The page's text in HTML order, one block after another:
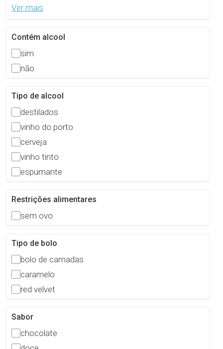
Ver mais
Contém alcool
sim
não
Tipo de alcool
destilados
vinho do porto
cerveja
vinho tinto
espumante
Restrições alimentares
sem ovo
Tipo de bolo
bolo de camadas
caramelo
red velvet
Sabor
chocolate